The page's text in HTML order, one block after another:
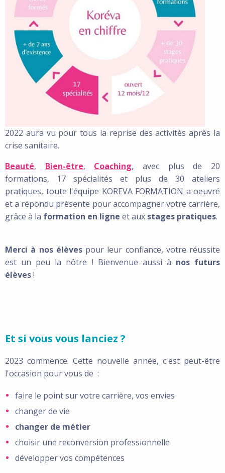
2022 aura vu pour tous la reprise des activités après la
crise sanitaire.
Beauté, Bien-être, Coaching, avec plus de 20
formations, 17 spécialités et plus de 30 ateliers
pratiques, toute l'équipe KOREVA FORMATION a oeuvré
et a répondu présente pour accompagner votre carrière,
grâce à la formation en ligne et aux stages pratiques.
Merci à nos élèvespour leur confiance, votre réussite
est un peu la nôtre ! Bienvenue aussi à nos futurs
élèves!
Et si vous vous lanciez ?
2023 commence. Cette nouvelle année, c'est peut-être
l'occasion pour vous de :
faire le point sur votre carrière, vos envies
changer de vie
changer de métier
choisir une reconversion professionnelle
développer vos compétences